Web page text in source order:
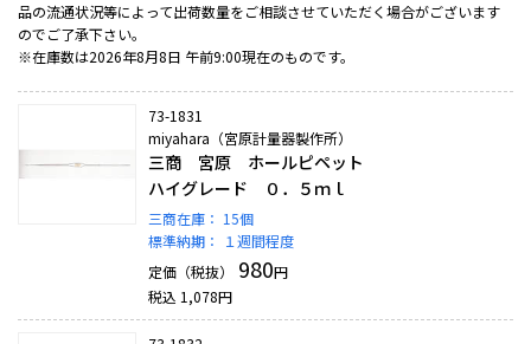
品の流通状況等によって出荷数量をご相談させていただく場合がございます
のでご了承下さい。
※在庫数は2026年8月8日 午前9:00現在のものです。
73-1831
miyahara（宮原計量器製作所）
三商 宮原 ホールピペット
ハイグレード ０．５ｍｌ
三商在庫： 15個
標準納期：
１週間程度
定価（税抜）
980円
税込 1,078円